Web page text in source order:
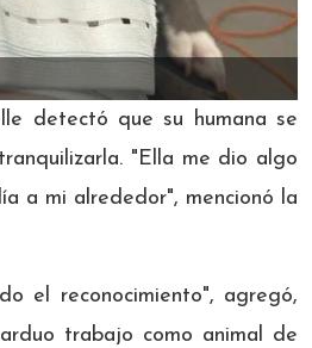
detectó que su humana se
"Ella me dio algo
a mi alrededor", mencionó la
el reconocimiento", agregó,
trabajo como animal de